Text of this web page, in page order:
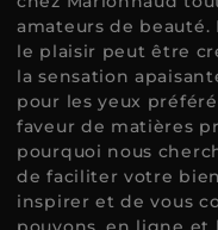
amateurs de
le plaisir peut être
la sensation
pour les yeux
faveur de matières
pourquoi nous
de faciliter votre
inspirer et de vous